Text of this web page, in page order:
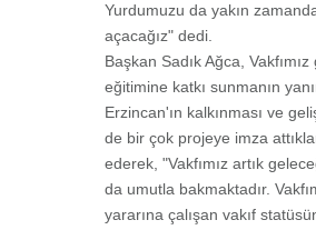
Yurdumuzu da yakın
açacağız" dedi.
Başkan Sadık Ağca,
eğitimine katkı sunmanın
Erzincan'ın kalkınması ve
de bir çok projeye imza
ederek, "Vakfımız artık
da umutla bakmaktadır.
yararına çalışan vakıf